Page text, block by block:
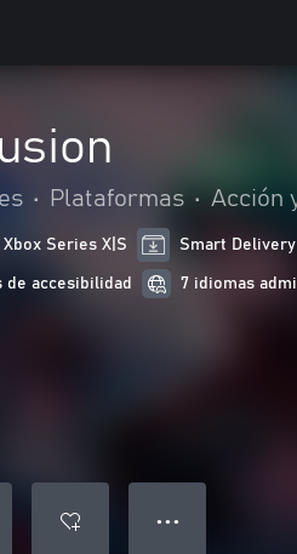
• Plataformas • Acción
Series X|S Smart Delivery
de accesibilidad 7 idiomas
● ● ●